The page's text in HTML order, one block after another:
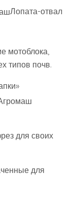
Лопата-отвал
мотоблока,
типов почв.
для своих
для